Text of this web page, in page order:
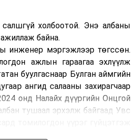
холбоотой. Энэ албаны
байна.
инженер мэргэжлээр төгссөн.
ажлын гараагаа эхлүүлж
буулгаснаар Булган аймгийн
ангид салааны захирагчаар
онд Налайх дүүргийн Онцгой
тушаал эрхэлж байгаад Увс